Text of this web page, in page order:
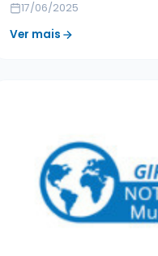
17/06/2025
Ver mais